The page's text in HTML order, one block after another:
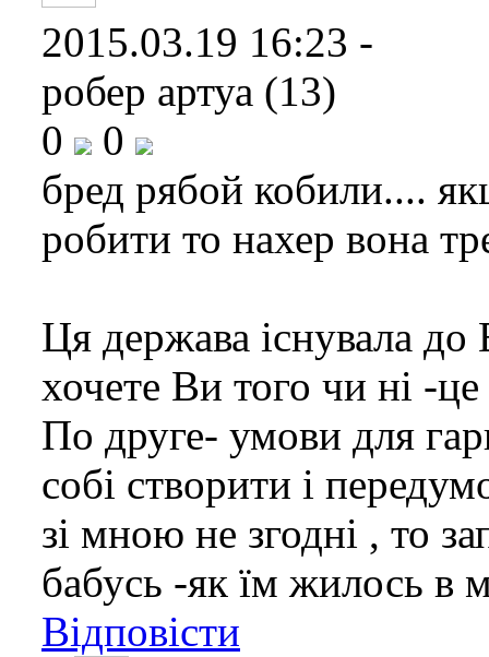
2015.03.19 16:23 -
робер артуа (13)
0
0
бред рябой кобили....
робити то нахер вона
Ця держава існувала до
хочете Ви того чи ні -
По друге- умови для
собі створити і
зі мною не згодні , то
бабусь -як їм жилось в
Відповісти